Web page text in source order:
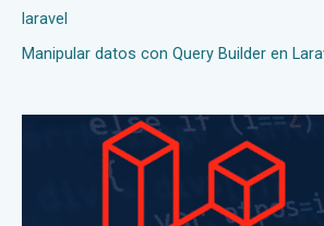
laravel
Manipular datos con Query Builder en